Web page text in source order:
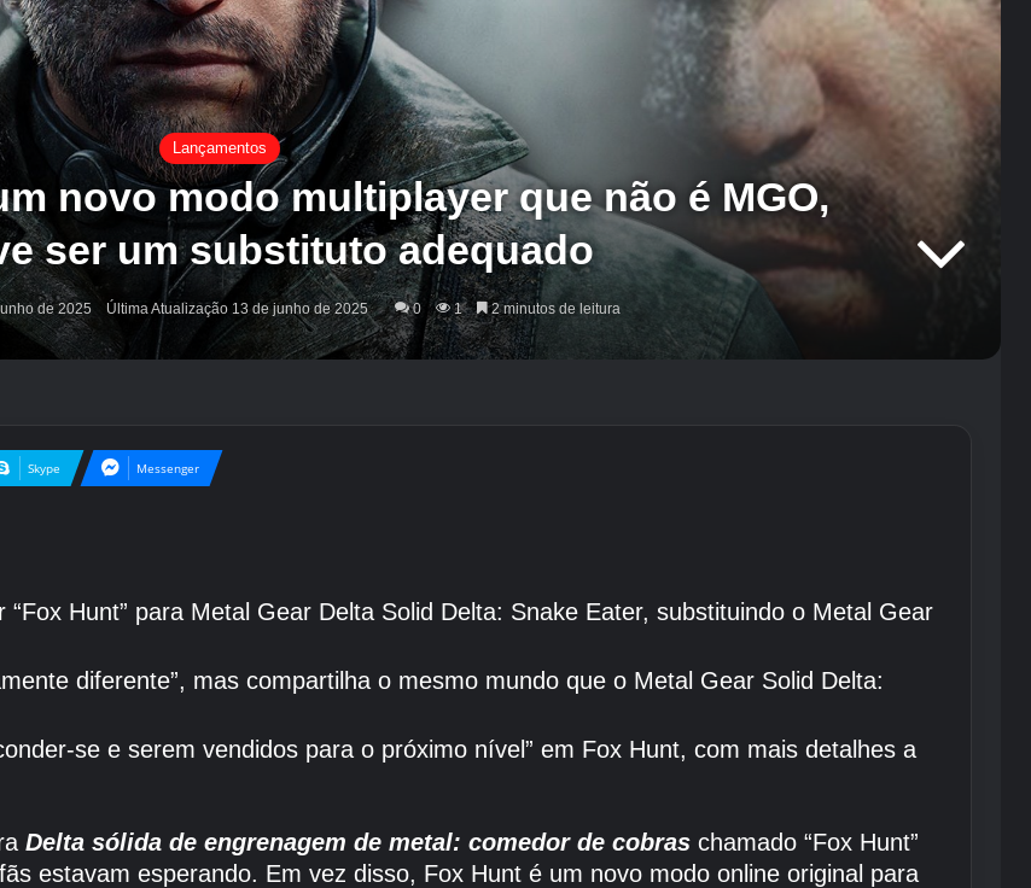
Lançamentos
novo modo multiplayer que não é MGO,
ser um substituto adequado
de 2025 Última Atualização 13 de junho de 2025 0 1 2 minutos de leitura
Skype Messenger
Hunt” para Metal Gear Delta Solid Delta: Snake Eater, substituindo o Metal Gear
diferente”, mas compartilha o mesmo mundo que o Metal Gear Solid Delta:
se e serem vendidos para o próximo nível” em Fox Hunt, com mais detalhes a
Delta sólida de engrenagem de metal: comedor de cobras chamado “Fox Hunt”
estavam esperando. Em vez disso, Fox Hunt é um novo modo online original para